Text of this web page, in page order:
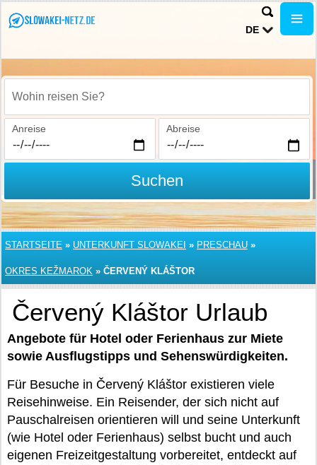
DE
Wohin reisen Sie?
Anreise Abreise
Suchen
STARTSEITE » UNTERKUNFT SLOWAKEI » PRESCHAU »
OKRES KEŽMAROK » ČERVENÝ KLÁŠTOR
Červený Kláštor Urlaub
Angebote für Hotel oder Ferienhaus zur Miete
sowie Ausflugstipps und Sehenswürdigkeiten.
Für Besuche in Červený Kláštor existieren viele
Reisehinweise. Ein Reisender, der sich nicht auf
Pauschalreisen orientieren will und seine Unterkunft
(wie Hotel oder Ferienhaus) selbst bucht und auch
eigenen Freizeitgestaltung vorbereitet, entdeckt auf